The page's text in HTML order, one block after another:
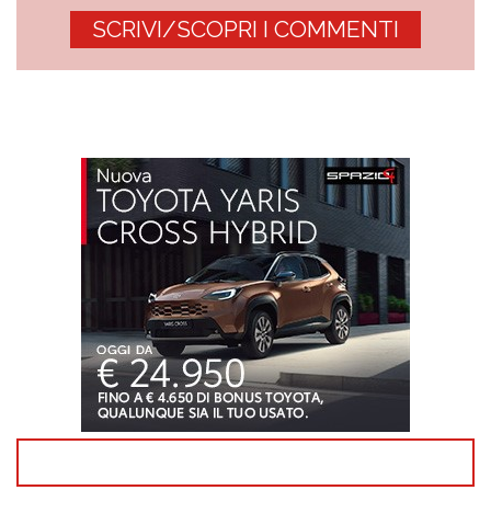
SCRIVI/SCOPRI I COMMENTI